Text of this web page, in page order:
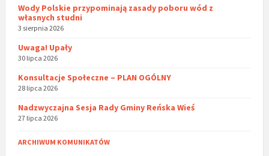
Wody Polskie przypominają zasady poboru wód z
własnych studni
3 sierpnia 2026
Uwaga! Upały
30 lipca 2026
Konsultacje Społeczne – PLAN OGÓLNY
28 lipca 2026
Nadzwyczajna Sesja Rady Gminy Reńska Wieś
27 lipca 2026
ARCHIWUM KOMUNIKATÓW